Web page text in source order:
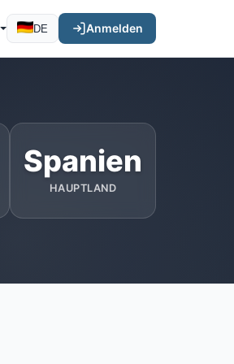
DE Anmelden
Spanien
HAUPTLAND